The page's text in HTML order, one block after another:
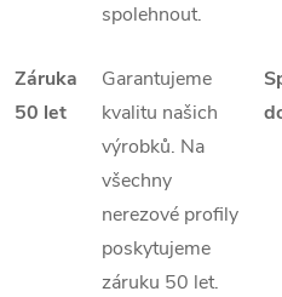
spolehnout.
Záruka
50 let
Garantujeme
kvalitu našich
výrobků. Na
všechny
nerezové profily
poskytujeme
záruku 50 let.